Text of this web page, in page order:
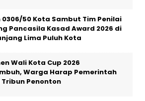
0306/50 Kota Sambut Tim Penilai
Pancasila Kasad Award 2026 di
Lima Puluh Kota
Wali Kota Cup 2026
Warga Harap Pemerintah
Tribun Penonton